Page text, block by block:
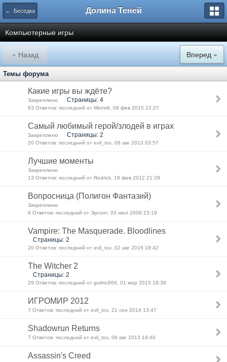
← Беседка Долина Теней
Компьютерные игры
« Назад Вперед »
Темы форума
Какие игры вы ждёте?
Закреплено Страницы: 4
63 Ответов: последний от Memrik, 08 фев 2015 22:27
Самый любимый герой/злодей в играх
Закреплено Страницы: 2
20 Ответов: последний от evil_tox, 06 авг 2013 03:57
Лучшие моменты
Закреплено
13 Ответов: последний от Redrick, 19 фев 2012 21:29
Вопросница (Полигон Фантазий)
Закреплено
6 Ответов: последний от Эргонт, 03 июл 2008 23:19
Vampire: The Masquerade. Bloodlines
Страницы: 2
20 Ответов: последний от evil_tox, 02 авг 2016 18:42
The Witcher 2
Страницы: 2
29 Ответов: последний от gothic666, 01 мар 2015 18:39
ИГРОМИР 2012
7 Ответов: последний от evil_tox, 21 сен 2014 13:47
Shadowrun Returns
7 Ответов: последний от evil_tox, 06 авг 2013 19:40
Assassin's Creed